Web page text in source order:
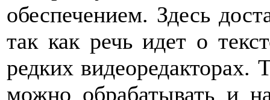
обеспечением. Здесь
так как речь идет о
редких видеоредакторах.
можно обрабатывать и